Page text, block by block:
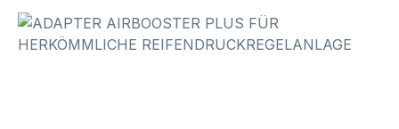
Bildergalerie überspringen